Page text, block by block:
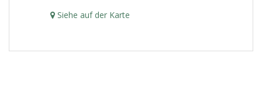
Siehe auf der Karte